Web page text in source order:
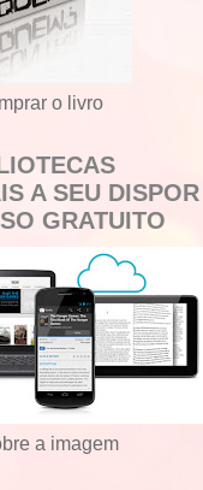
o livro
A SEU DISPOR
GRATUITO
a imagem